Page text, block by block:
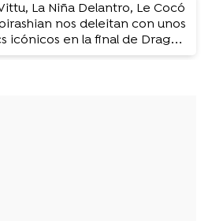
La Niña Delantro, Le Cocó
nos deleitan con unos
icónicos en la final de Drag